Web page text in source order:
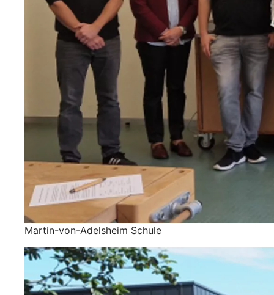
Martin-von-Adelsheim Schule